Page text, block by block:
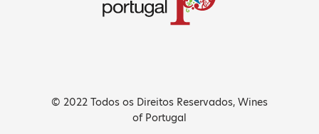
© 2022 Todos os Direitos Reservados, Wines
of Portugal